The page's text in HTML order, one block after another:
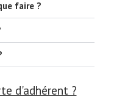
faire ?
d'adhérent ?